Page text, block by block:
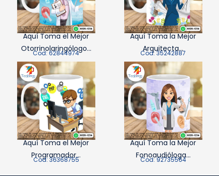
Aquí Toma el Mejor
Otorrinolaringólogo...
Cod: 62844974
Aquí Toma la Mejor
Arquitecta...
Cod: 35242887
Aquí Toma el Mejor
Programador...
Cod: 36368755
Aquí Toma la Mejor
Fonoaudióloga...
Cod: 92735564